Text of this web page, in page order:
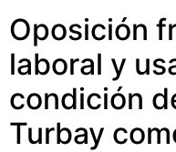
Oposición
laboral y
condición
Turbay